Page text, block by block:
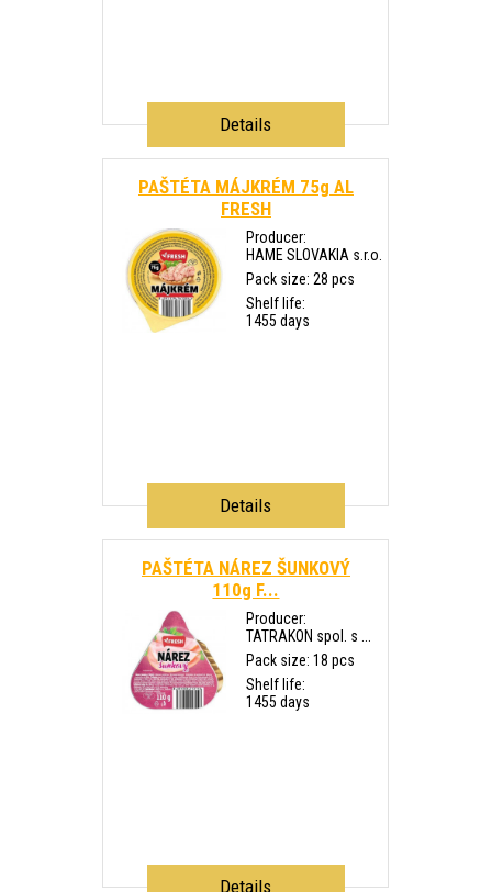
Details
PAŠTÉTA MÁJKRÉM 75g AL
FRESH
Producer:
HAME SLOVAKIA s.r.o.
Pack size: 28 pcs
Shelf life:
1455 days
Details
PAŠTÉTA NÁREZ ŠUNKOVÝ
110g F...
Producer:
TATRAKON spol. s ...
Pack size: 18 pcs
Shelf life:
1455 days
Details